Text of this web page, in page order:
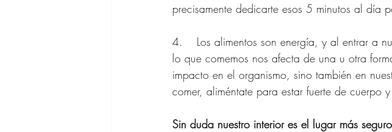
precisamente dedicarte esos 5 minutos al día
4.	Los alimentos son energía, y al entrar a nuestro cuerpo generan distintas reacciones. Todo
lo que comemos nos afecta de una u otra
impacto en el organismo, sino también en
comer, aliméntate para estar fuerte de cuerpo
Sin duda nuestro interior es el lugar más